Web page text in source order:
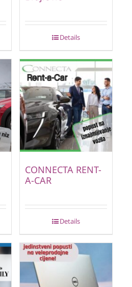
Details
CONNECTA RENT-
A-CAR
Details